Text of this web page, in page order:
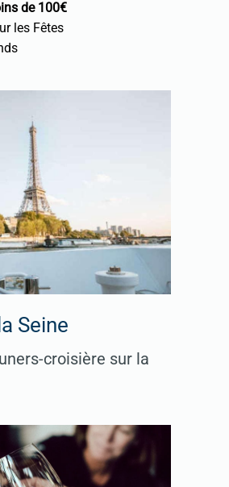
de 100€
les Fêtes
Seine
croisière sur la